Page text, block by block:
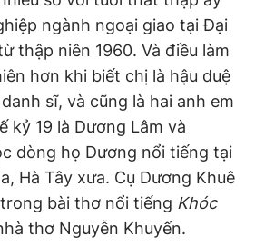
ngành ngoại giao tại Đại
thập niên 1960. Và điều làm
hơn khi biết chị là hậu duệ
sĩ, và cũng là hai anh em
kỷ 19 là Dương Lâm và
dòng họ Dương nổi tiếng tại
Hà Tây xưa. Cụ Dương Khuê
bài thơ nổi tiếng Khóc
thơ Nguyễn Khuyến.